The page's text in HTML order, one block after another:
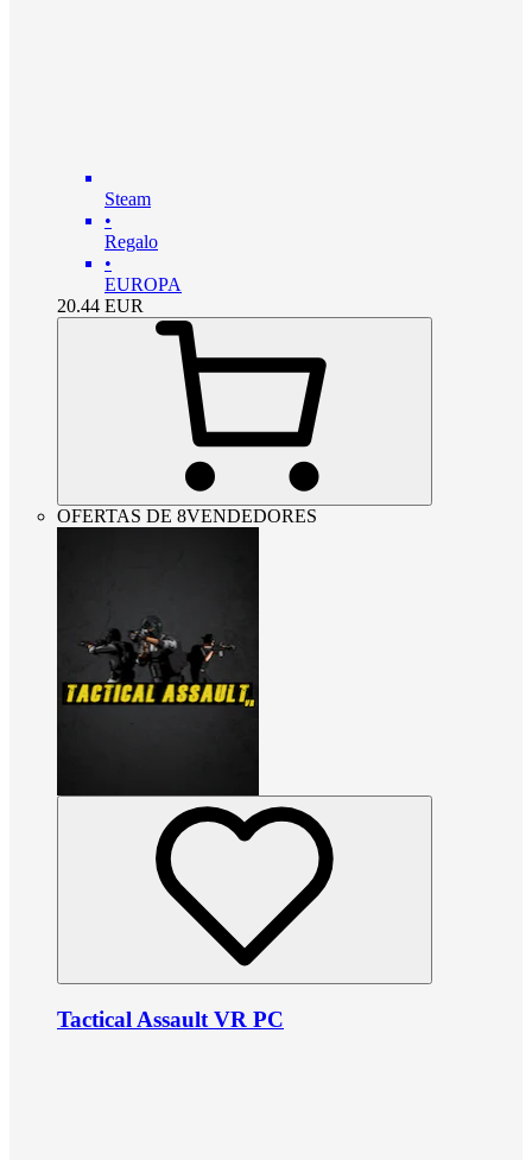
Steam
•
Regalo
•
EUROPA
20.44 EUR
OFERTAS DE 8VENDEDORES
Tactical Assault VR PC